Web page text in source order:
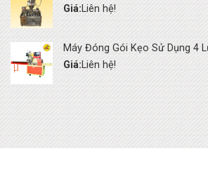
Giá:Liên hệ!
Máy Đóng Gói Kẹo Sử Dụng 4
Giá:Liên hệ!